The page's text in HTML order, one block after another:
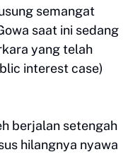
semangat
saat ini sedang
yang telah
interest case)
berjalan setengah
hilangnya nyawa